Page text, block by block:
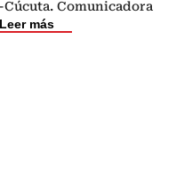
Comunicadora
Leer más